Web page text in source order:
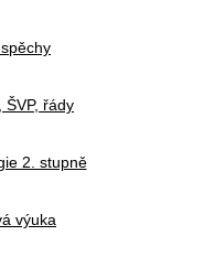
ŠVP, řády
2. stupně
výuka